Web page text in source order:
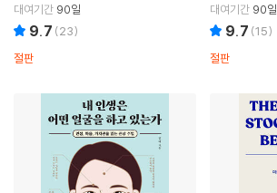
대여기간 90일
9.7 (23)
절판
대여기간 90일
9.7 (15)
절판